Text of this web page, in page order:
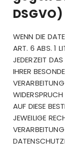
DSGVO)
WENN DIE
ART. 6 ABS. 1
JEDERZEIT
IHRER
WIDERSPRUCH
AUF DIESE
JEWEILIGE